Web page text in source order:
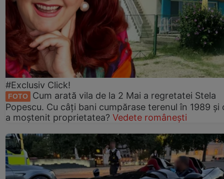
#Exclusiv Click!
FOTO
Cum arată vila de la 2 Mai a regretatei Stela
Popescu. Cu câți bani cumpărase terenul în 1989 și
a moștenit proprietatea? Vedete românești